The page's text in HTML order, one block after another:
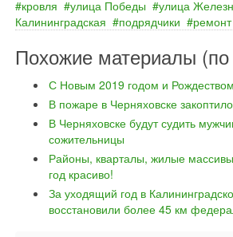
кровля
улица Победы улица
Калининградская
подрядчики ремонт
Похожие материалы (по
С Новым 2019 годом и
В пожаре в Черняховске
В Черняховске будут судить
сожительницы
Районы, кварталы, жилые
год красиво!
За уходящий год в
восстановили более 45 км